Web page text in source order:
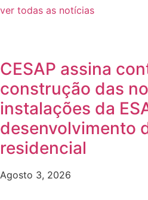
ver todas as notícias
CESAP assina
construção das
instalações da
desenvolvimento
residencial
Agosto 3, 2026